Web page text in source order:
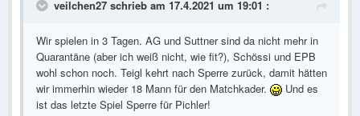
veilchen27 schrieb am 17.4.2021 um 19:01 :
Wir spielen in 3 Tagen. AG und Suttner sind da nicht mehr in
Quarantäne (aber ich weiß nicht, wie fit?), Schössi und EPB
wohl schon noch. Teigl kehrt nach Sperre zurück, damit hätten
wir immerhin wieder 18 Mann für den Matchkader.
Und es
ist das letzte Spiel Sperre für Pichler!